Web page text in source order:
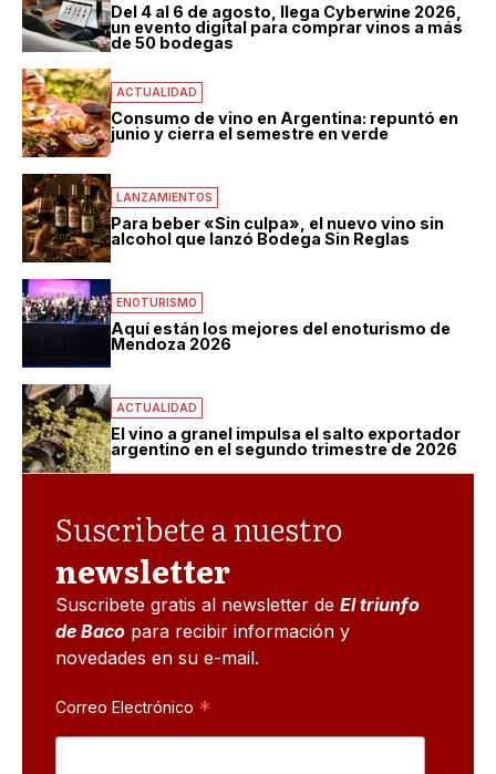
Del 4 al 6 de agosto, llega Cyberwine 2026,
un evento digital para comprar vinos a más
de 50 bodegas
ACTUALIDAD
Consumo de vino en Argentina: repuntó en
junio y cierra el semestre en verde
LANZAMIENTOS
Para beber «Sin culpa», el nuevo vino sin
alcohol que lanzó Bodega Sin Reglas
ENOTURISMO
Aquí están los mejores del enoturismo de
Mendoza 2026
ACTUALIDAD
El vino a granel impulsa el salto exportador
argentino en el segundo trimestre de 2026
Suscribete a nuestro
newsletter
Suscribete gratis al newsletter de El triunfo
de Baco para recibir información y
novedades en su e-mail.
Correo Electrónico *